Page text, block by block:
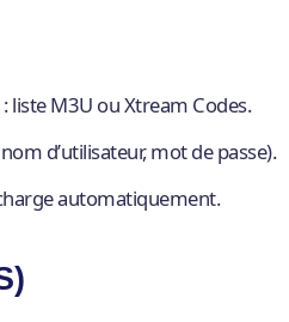
liste M3U ou Xtream Codes.
d’utilisateur, mot de passe).
automatiquement.